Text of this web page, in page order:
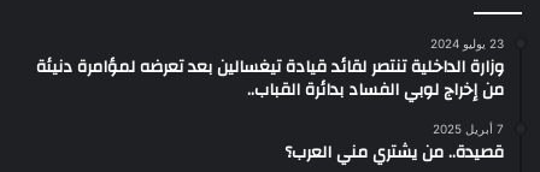
23 يوليو 2024
وزارة الداخلية تنتصر لقائد قيادة تيغسالين بعد تعرضه لمؤامرة دنيئة
من إخراج لوبي الفساد بدائرة القباب..
7 أبريل 2025
قصيدة.. من يشتري مني العرب؟